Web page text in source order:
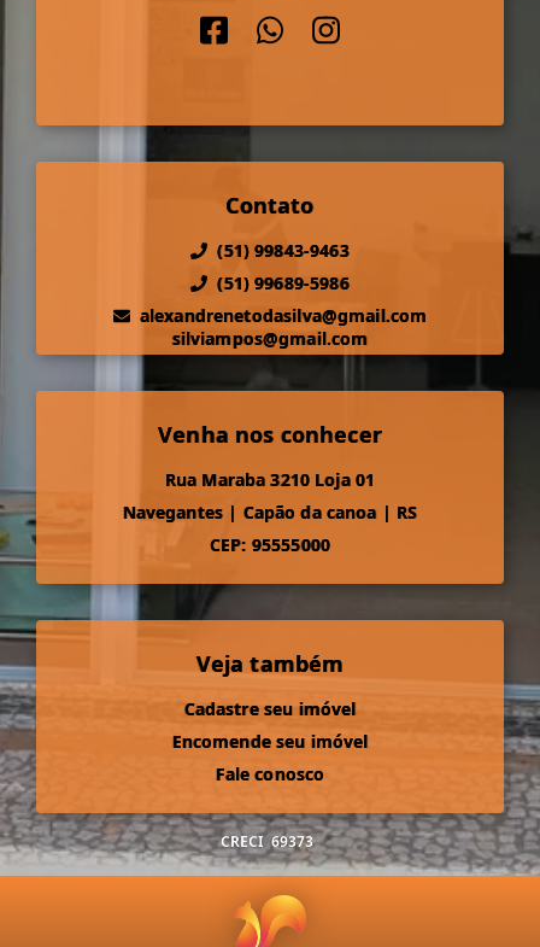
Contato
(51) 99843-9463
(51) 99689-5986
alexandrenetodasilva@gmail.com
silviampos@gmail.com
Venha nos conhecer
Rua Maraba 3210 Loja 01
Navegantes | Capão da canoa | RS
CEP: 95555000
Veja também
Cadastre seu imóvel
Encomende seu imóvel
Fale conosco
CRECI 69373